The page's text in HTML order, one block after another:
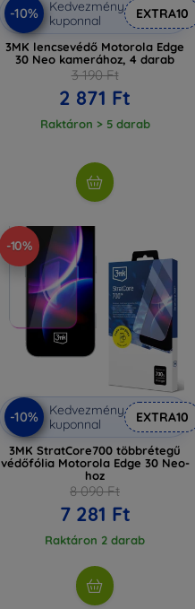
-10%
Kedvezmény
kuponnal
EXTRA10
3MK lencsevédő Motorola Edge
30 Neo kamerához, 4 darab
3 190 Ft
2 871 Ft
Raktáron > 5 darab
-10%
-10%
Kedvezmény
kuponnal
EXTRA10
3MK StratCore700 többrétegű
védőfólia Motorola Edge 30 Neo-
hoz
8 090 Ft
7 281 Ft
Raktáron 2 darab